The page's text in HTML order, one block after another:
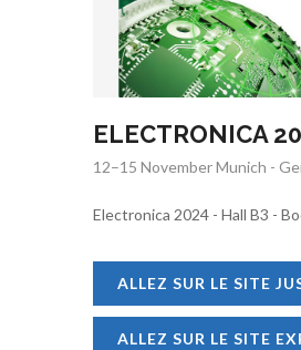
ELECTRONICA
12–15 November Munich -
Electronica 2024 - Hall B3 -
ALLEZ SUR LE SITE
ALLEZ SUR LE SITE